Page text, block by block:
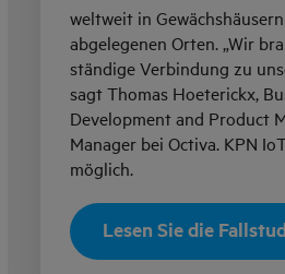
weltweit in
abgelegenen Orten. „Wir
ständige Verbindung zu
sagt Thomas Hoeterickx,
Development and Product
Manager bei Octiva. KPN
möglich.
Lesen Sie die